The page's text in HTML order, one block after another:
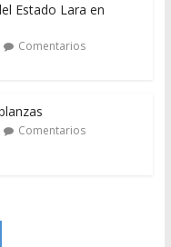
Estado Lara en
Comentarios
Comentarios